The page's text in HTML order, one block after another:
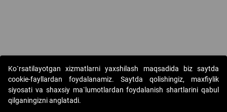
Copyright © 2017-2026. "Elektron onlayn-auksionlarni
Ko`rsatilayotgan xizmatlarni yaxshilash maqsadida biz saytda
cookie-fayllardan foydalanamiz. Saytda qolishingiz, maxfiylik
siyosati va shaxsiy ma`lumotlardan foydalanish shartlarini qabul
qilganingizni anglatadi.